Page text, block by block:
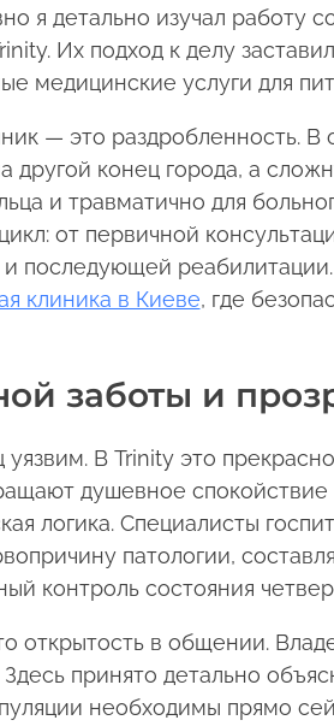
я детально изучал работу
Их подход к делу
медицинские услуги для
— это раздробленность.
другой конец города, а
и травматично для
от первичной
и последующей
клиника в Киеве, где
заботы и
уязвим. В Trinity это
душевное спокойствие
логика. Специалисты
патологии,
контроль состояния
открытость в общении.
Здесь принято детально
необходимы прямо